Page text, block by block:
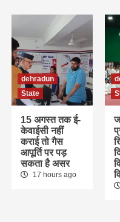
dehradun
State
15 अगस्त तक ई-
केवाईसी नहीं
कराई तो गैस
आपूर्ति पर पड़
सकता है असर
17 hours ago